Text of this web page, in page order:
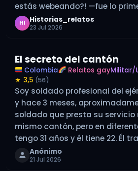
estás webeando?! —fue lo
decir después de esa tremenda
noticia, con la boca…
HI Historias_relatos
23 Jul 2026
El secreto del cantón
Colombia Relatos gayMilitar/
★ 3,5 (56)
Soy soldado profesional del
y hace 3 meses,
soldado que presta su servicio
mismo cantón, pero en
tengo 31 años y él tiene 22. Él
rancho de tropas, tiene una
presta…
Anónimo
21 Jul 2026